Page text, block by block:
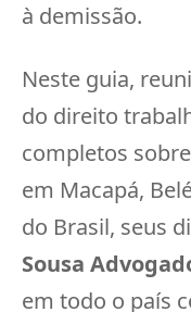
à demissão.
Neste guia,
do direito
completos
em Macapá,
do Brasil, seus
Sousa
em todo o país